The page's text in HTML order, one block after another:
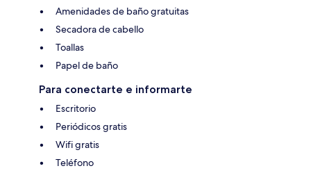
Amenidades de baño gratuitas
Secadora de cabello
Toallas
Papel de baño
Para conectarte e informarte
Escritorio
Periódicos gratis
Wifi gratis
Teléfono